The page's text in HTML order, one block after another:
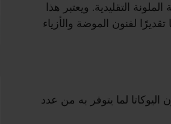
التقليدية. ويعتبر هذا
لفنون الموضة والأزياء
لما يتوفر به من عدد